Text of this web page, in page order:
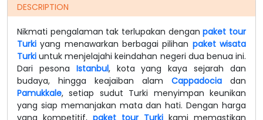
DESCRIPTION
Nikmati pengalaman tak terlupakan denganpaket tour
Turki yang menawarkan berbagai pilihan paket wisata
Turki untuk menjelajahi keindahan negeri dua benua ini.
Dari pesona Istanbul, kota yang kaya sejarah dan
budaya, hingga keajaiban alam Cappadocia dan
Pamukkale, setiap sudut Turki menyimpan keunikan
yang siap memanjakan mata dan hati. Dengan harga
yang kompetitif, paket tour Turki kami memastikan